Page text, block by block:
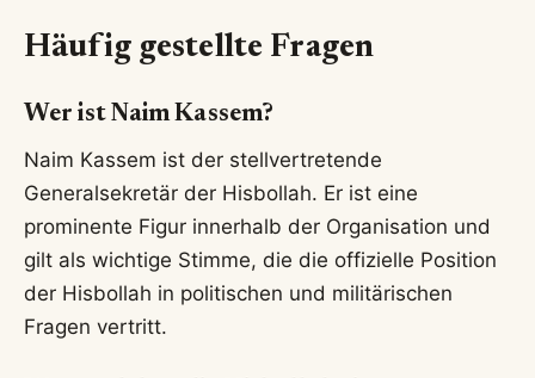
Häufig gestellte Fragen
Wer ist Naim Kassem?
Naim Kassem ist der stellvertretende
Generalsekretär der Hisbollah. Er ist eine
prominente Figur innerhalb der Organisation und
gilt als wichtige Stimme, die die offizielle Position
der Hisbollah in politischen und militärischen
Fragen vertritt.